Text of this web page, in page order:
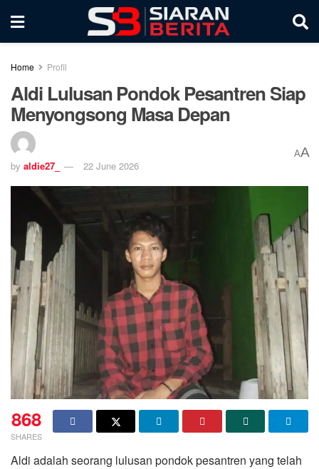
Home Profil
Aldi Lulusan Pondok Pesantren Siap
Menyongsong Masa Depan
by aldie27_ 22 June 2026
AA
868
SHARES
Aldi adalah seorang lulusan pondok pesantren yang telah